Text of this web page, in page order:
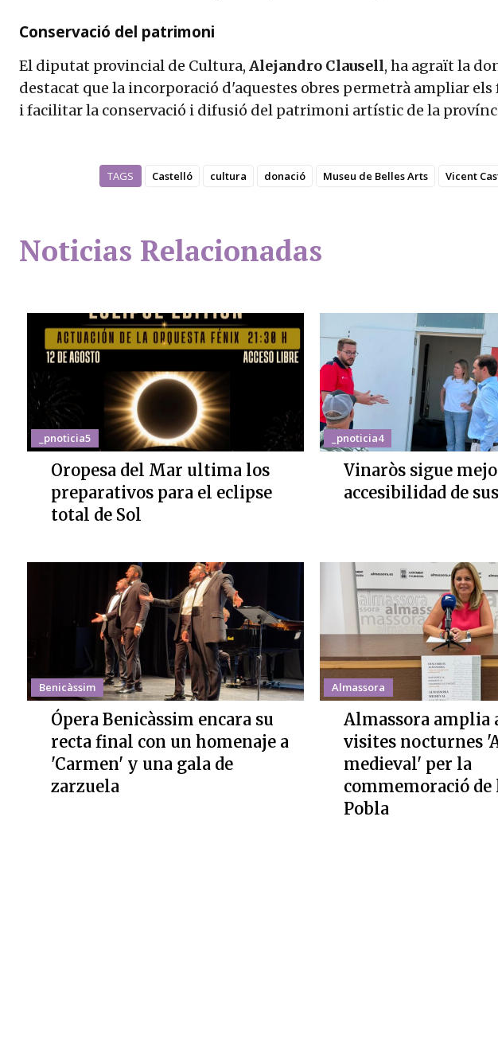
Conservació del patrimoni
El diputat provincial de Cultura, Alejandro Clausell, ha agraït la
destacat que la incorporació d'aquestes obres permetrà ampliar
i facilitar la conservació i difusió del patrimoni artístic de la
TAGS Castelló cultura donació Museu de Belles Arts Vicent
Noticias Relacionadas
_pnoticia5
Oropesa del Mar ultima los
preparativos para el eclipse
total de Sol
_pnoticia4
Vinaròs sigue
accesibilidad de
Benicàssim
Ópera Benicàssim encara su
recta final con un homenaje a
'Carmen' y una gala de
zarzuela
Almassora
Almassora amplia
visites nocturnes
medieval' per la
commemoració de
Pobla